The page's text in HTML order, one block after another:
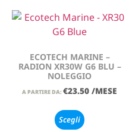
ECOTECH MARINE –
RADION XR30W G6 BLU –
NOLEGGIO
A PARTIRE DA: €23.50 /MESE
Scegli